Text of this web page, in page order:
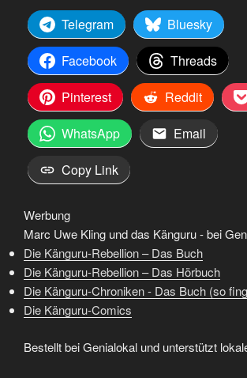
Telegram
Bluesky
Facebook
Threads
Pinterest
Reddit
WhatsApp
Email
Copy Link
Werbung
Marc Uwe Kling und das Känguru - bei
Die Känguru-Rebellion – Das Buch
Die Känguru-Rebellion – Das Hörbuch
Die Känguru-Chroniken - Das Buch (so
Die Känguru-Comics
Bestellt bei Genialokal und unterstützt